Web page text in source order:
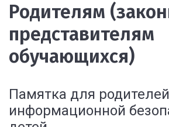
Родителям
представителям
обучающихся)
Памятка для
информационной